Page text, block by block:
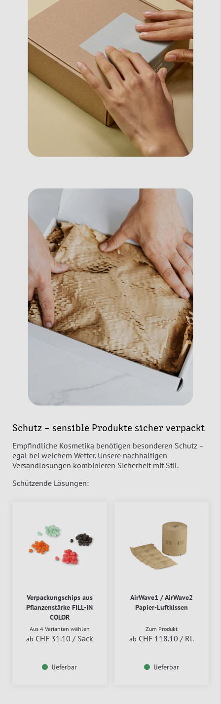
Schutz – sensible Produkte sicher verpackt
Empfindliche Kosmetika benötigen besonderen Schutz –
egal bei welchem Wetter. Unsere nachhaltigen
Versandlösungen kombinieren Sicherheit mit Stil.
Schützende Lösungen:
Verpackungschips aus
Pflanzenstärke FILL-IN
COLOR
Aus 4 Varianten wählen
ab CHF 31.10 / Sack
lieferbar
AirWave1 / AirWave2
Papier-Luftkissen
Zum Produkt
ab CHF 118.10 / Rl.
lieferbar